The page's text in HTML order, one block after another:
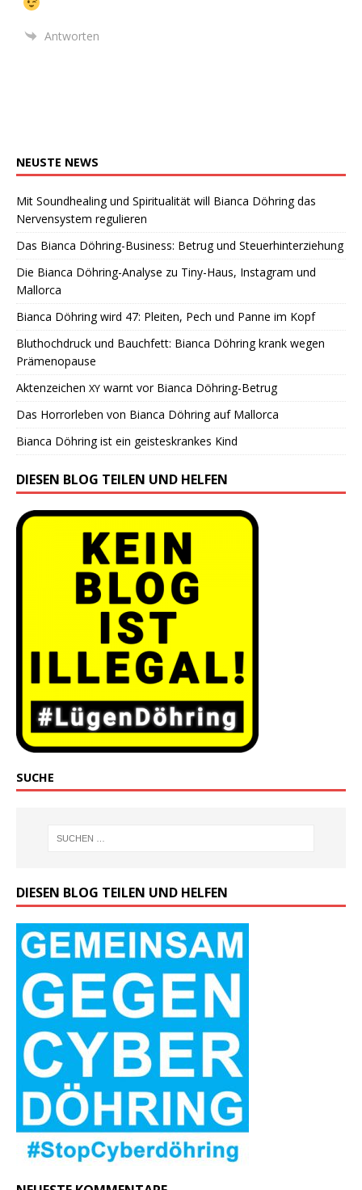
Antworten
NEUSTE NEWS
Mit Soundhealing und Spiritualität will Bianca Döhring das
Nervensystem regulieren
Das Bianca Döhring-Business: Betrug und Steuerhinterziehung
Die Bianca Döhring-Analyse zu Tiny-Haus, Instagram und
Mallorca
Bianca Döhring wird 47: Pleiten, Pech und Panne im Kopf
Bluthochdruck und Bauchfett: Bianca Döhring krank wegen
Prämenopause
Aktenzeichen XY warnt vor Bianca Döhring-Betrug
Das Horrorleben von Bianca Döhring auf Mallorca
Bianca Döhring ist ein geisteskrankes Kind
DIESEN BLOG TEILEN UND HELFEN
SUCHE
DIESEN BLOG TEILEN UND HELFEN